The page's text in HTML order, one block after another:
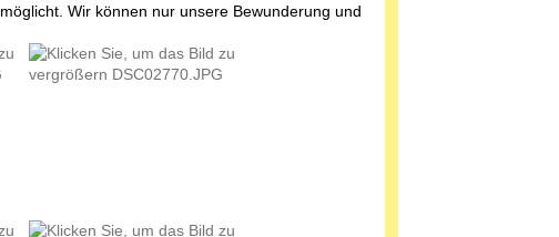
Wir können nur unsere Bewunderung und